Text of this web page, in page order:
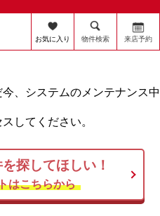
お気に入り 物件検索 来店予約
、システムのメンテナンス中
してください。
探してほしい！
はこちらから